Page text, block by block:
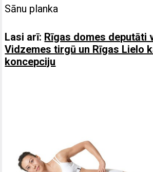
Sānu planka
Lasi arī: Rīgas domes deputāti
Vidzemes tirgū un Rīgas Lielo
koncepciju